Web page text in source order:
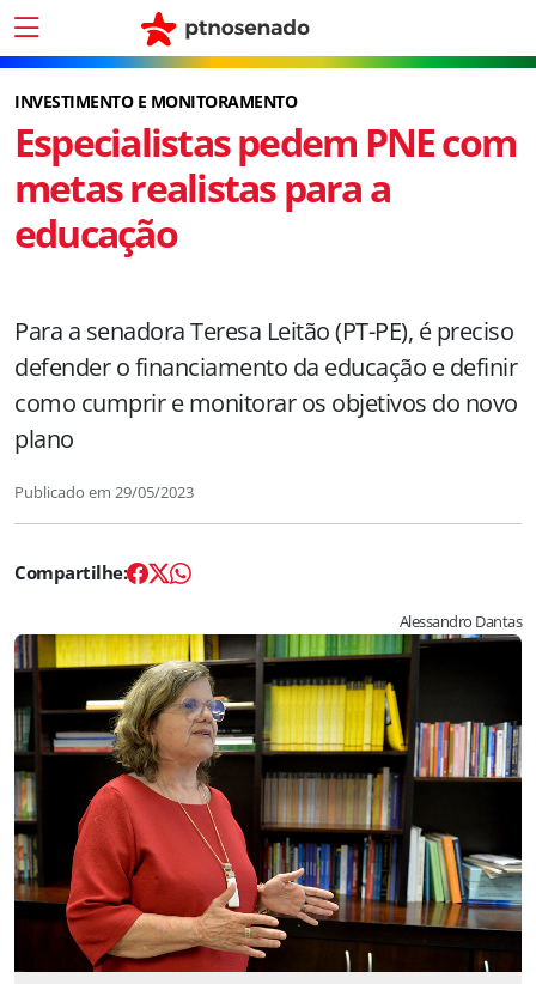
INVESTIMENTO E MONITORAMENTO
Especialistas pedem PNE com
metas realistas para a
educação
Para a senadora Teresa Leitão (PT-PE), é preciso
defender o financiamento da educação e definir
como cumprir e monitorar os objetivos do novo
plano
Publicado em 29/05/2023
Alessandro Dantas